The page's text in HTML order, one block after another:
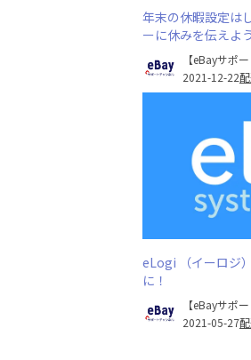
年末の休暇設定は
ーに休みを伝えよ
【eBayサポ
2021-12-22
eLogi （イーロジ
に！
【eBayサポ
2021-05-27